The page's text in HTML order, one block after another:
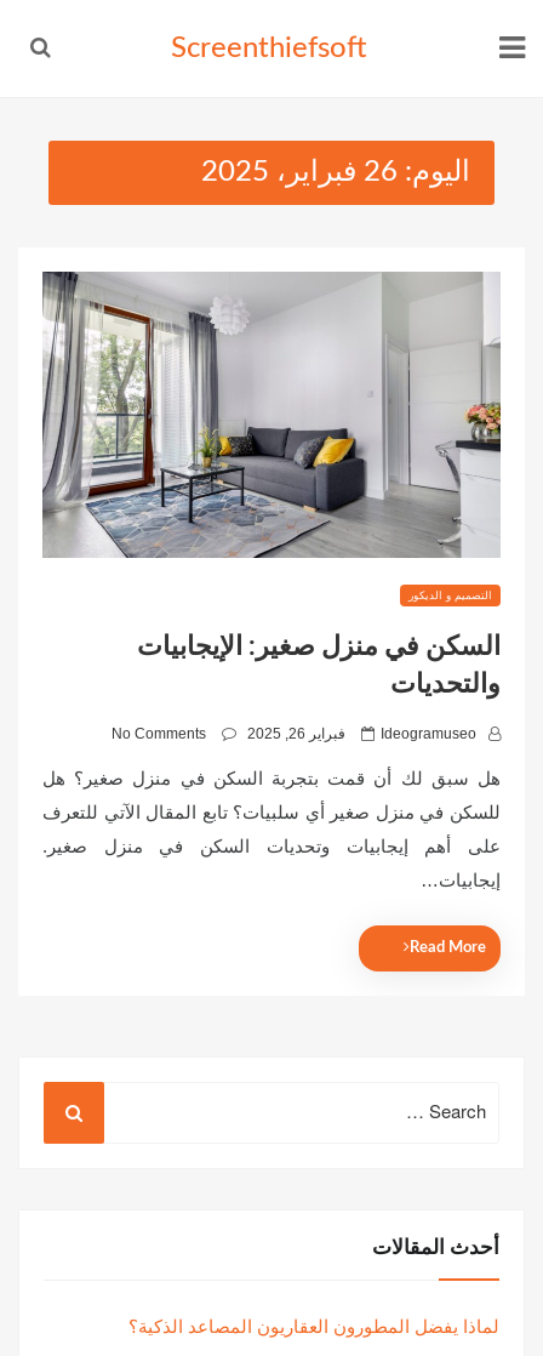
Screenthiefsoft
اليوم: 26 فبراير، 2025
التصميم و الديكور
السكن في منزل صغير: الإيجابيات
والتحديات
Ideogramuseo
P
s
t
e
فبراير 26, 2025 No Comments
هل سبق لك أن قمت بتجربة السكن في منزل صغير؟ هل
للسكن في منزل صغير أي سلبيات؟ تابع المقال الآتي للتعرف
على أهم إيجابيات وتحديات السكن في منزل صغير.
إيجابيات…
Read More
for:
أحدث المقالات
لماذا يفضل المطورون العقاريون المصاعد الذكية؟